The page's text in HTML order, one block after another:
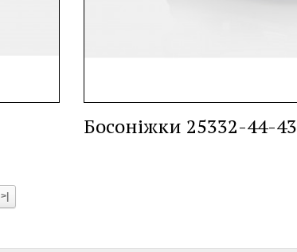
Босоніжки 25332-44-43
>|